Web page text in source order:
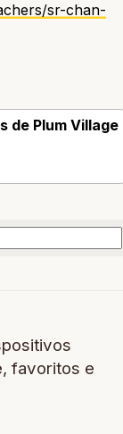
sr-chan-
de Plum Village
favoritos e